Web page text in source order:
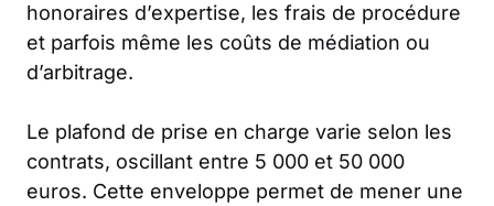
honoraires d’expertise, les frais de procédure
et parfois même les coûts de médiation ou
d’arbitrage.
Le plafond de prise en charge varie selon les
contrats, oscillant entre 5 000 et 50 000
euros. Cette enveloppe permet de mener une